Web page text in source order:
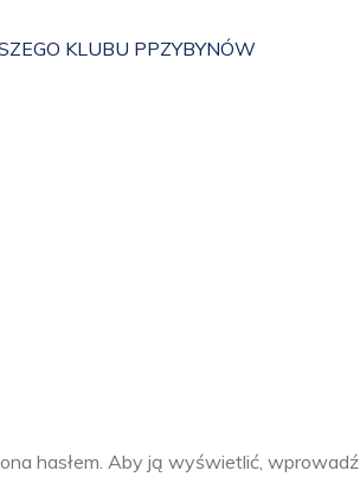
KLUBU PPZYBYNÓW
hasłem. Aby ją wyświetlić, wprowadź